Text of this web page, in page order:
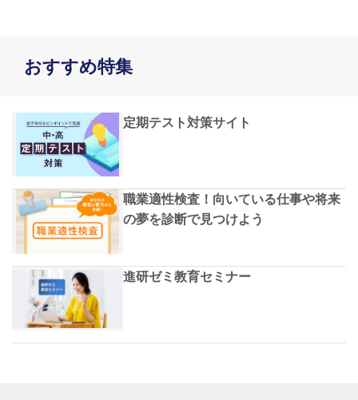
おすすめ特集
定期テスト対策サイト
職業適性検査！向いている仕事や将来
の夢を診断で見つけよう
進研ゼミ教育セミナー